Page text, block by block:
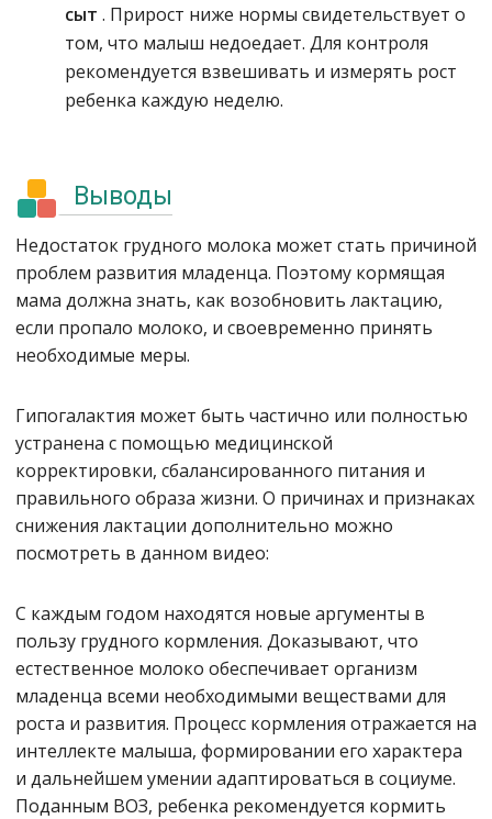
сыт. Прирост ниже нормы свидетельствует о
том, что малыш недоедает. Для контроля
рекомендуется взвешивать и измерять рост
ребенка каждую неделю.
Выводы
Недостаток грудного молока может стать причиной
проблем развития младенца. Поэтому кормящая
мама должна знать, как возобновить лактацию,
если пропало молоко, и своевременно принять
необходимые меры.
Гипогалактия может быть частично или полностью
устранена с помощью медицинской
корректировки, сбалансированного питания и
правильного образа жизни. О причинах и признаках
снижения лактации дополнительно можно
посмотреть в данном видео:
С каждым годом находятся новые аргументы в
пользу грудного кормления. Доказывают, что
естественное молоко обеспечивает организм
младенца всеми необходимыми веществами для
роста и развития. Процесс кормления отражается на
интеллекте малыша, формировании его характера
и дальнейшем умении адаптироваться в социуме.
Поданным ВОЗ, ребенка рекомендуется кормить